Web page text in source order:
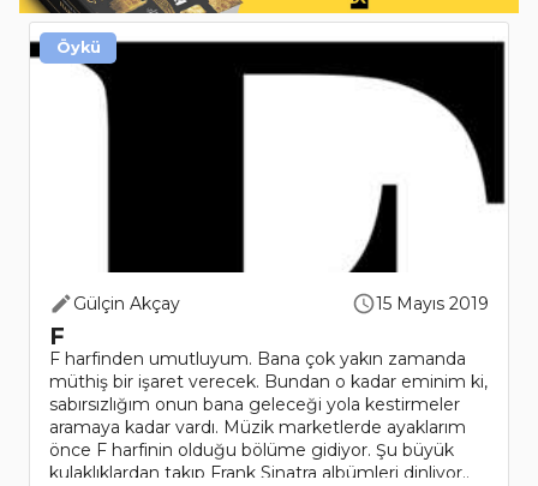
Gülçin Akçay 15 Mayıs 2019
F
F harfinden umutluyum. Bana çok yakın zamanda
müthiş bir işaret verecek. Bundan o kadar eminim ki,
sabırsızlığım onun bana geleceği yola kestirmeler
aramaya kadar vardı. Müzik marketlerde ayaklarım
önce F harfinin olduğu bölüme gidiyor. Şu büyük
kulaklıklardan takıp Frank Sinatra albümleri dinliyor..
Öykü